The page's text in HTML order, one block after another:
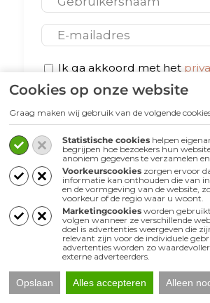
Cookies op onze website
Graag maken wij gebruik van de volgende
Statistische cookies helpen
begrijpen hoe bezoekers hun
anoniem gegevens te verzamelen
Voorkeurscookies zorgen ervoor
informatie kan onthouden die van
en de vormgeving van de website,
voorkeur of de regio waar u woont.
Marketingcookies worden
volgen wanneer ze verschillende
doel is advertenties weergeven die
relevant zijn voor de individuele
advertenties worden zo
externe adverteerders.
Opslaan Alles accepteren Alleen
E-mail
Privacybeleid
*
Ik ga akkoord met het
Volg ons